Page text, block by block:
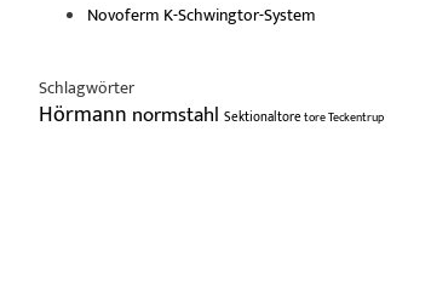
Novoferm K-Schwingtor-System
Schlagwörter
Hörmann normstahl SektionaltoretoreTeckentrup